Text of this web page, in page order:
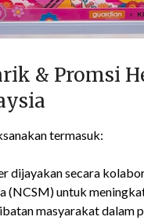
& Promsi
termasuk:
dijayakan secara
(NCSM) untuk
masyarakat dalam